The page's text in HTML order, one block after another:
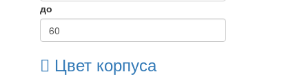
до
Цвет корпуса